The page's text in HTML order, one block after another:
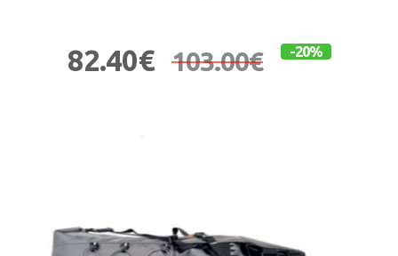
82.40€ 103.00€ -20%